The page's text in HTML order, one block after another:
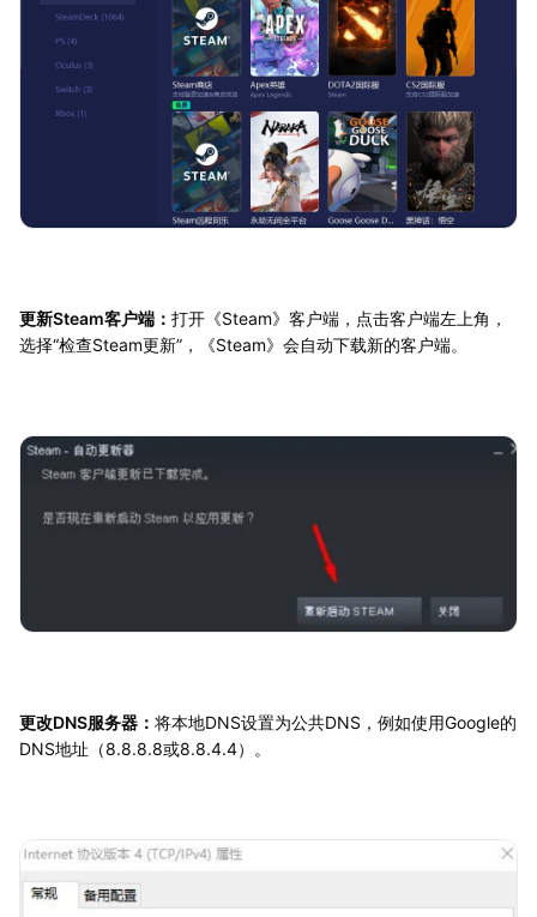
更新Steam客户端： 打开《Steam》客户端，点击客户端左上角，
选择“检查Steam更新”，《Steam》会自动下载新的客户端。
更改DNS服务器： 将本地DNS设置为公共DNS，例如使用Google的
DNS地址（8.8.8.8或8.8.4.4）。